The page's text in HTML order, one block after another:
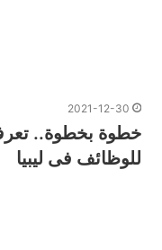
2021-12-30
خطوة بخطوة..
للوظائف فى ليبيا